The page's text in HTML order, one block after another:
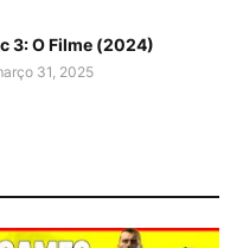
3: O Filme (2024)
31, 2025